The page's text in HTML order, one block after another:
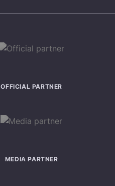
OFFICIAL PARTNER
MEDIA PARTNER